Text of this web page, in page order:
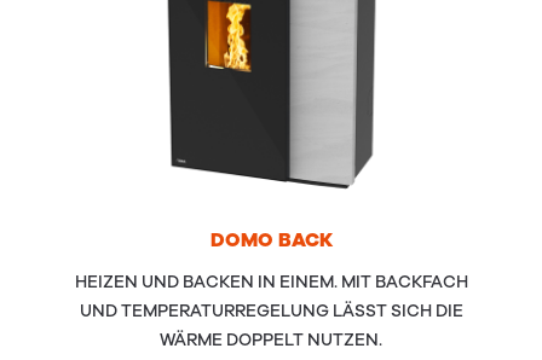
DOMO BACK
HEIZEN UND BACKEN IN EINEM. MIT BACKFACH
UND TEMPERATURREGELUNG LÄSST SICH DIE
WÄRME DOPPELT NUTZEN.